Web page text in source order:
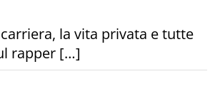
carriera, la vita privata e tutte
rapper […]